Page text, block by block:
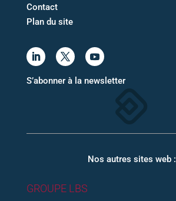
Contact
Plan du site
S’abonner à la newsletter
Nos autres sites web :
GROUPE LBS